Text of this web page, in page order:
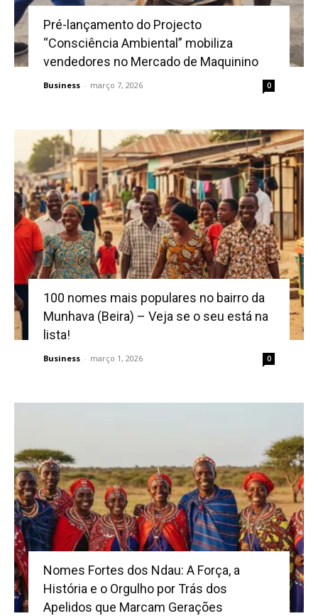
Pré-lançamento do Projecto
“Consciência Ambiental” mobiliza
vendedores no Mercado de Maquinino
Business - março 7, 2026 0
100 nomes mais populares no bairro da
Munhava (Beira) – Veja se o seu está na
lista!
Business - março 1, 2026 0
Nomes Fortes dos Ndau: A Força, a
História e o Orgulho por Trás dos
Apelidos que Marcam Gerações